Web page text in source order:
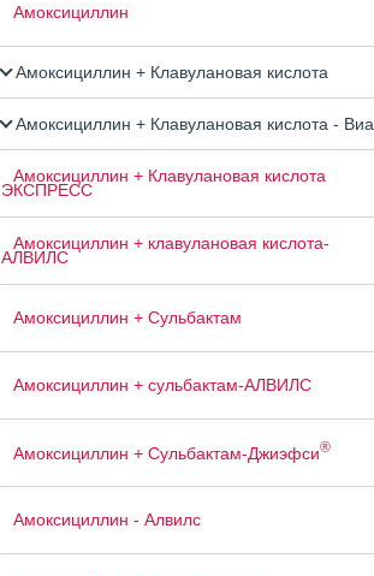
Амоксициллин
Амоксициллин + Клавулановая кислота
Амоксициллин + Клавулановая кислота -
Амоксициллин + Клавулановая кислота
ЭКСПРЕСС
Амоксициллин + клавулановая кислота-
АЛВИЛС
Амоксициллин + Сульбактам
Амоксициллин + сульбактам-АЛВИЛС
Амоксициллин + Сульбактам-Джиэфси®
Амоксициллин - Алвилс